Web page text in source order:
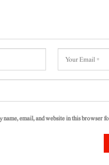
name, email, and website in this browser